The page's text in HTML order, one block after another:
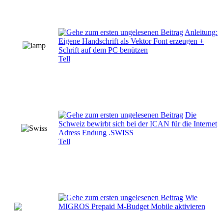
Anleitung:
Eigene Handschrift als Vektor Font erzeugen +
Schrift auf dem PC benützen
Tell
Die
Schweiz bewirbt sich bei der ICAN für die Internet
Adress Endung .SWISS
Tell
Wie
MIGROS Prepaid M-Budget Mobile aktivieren